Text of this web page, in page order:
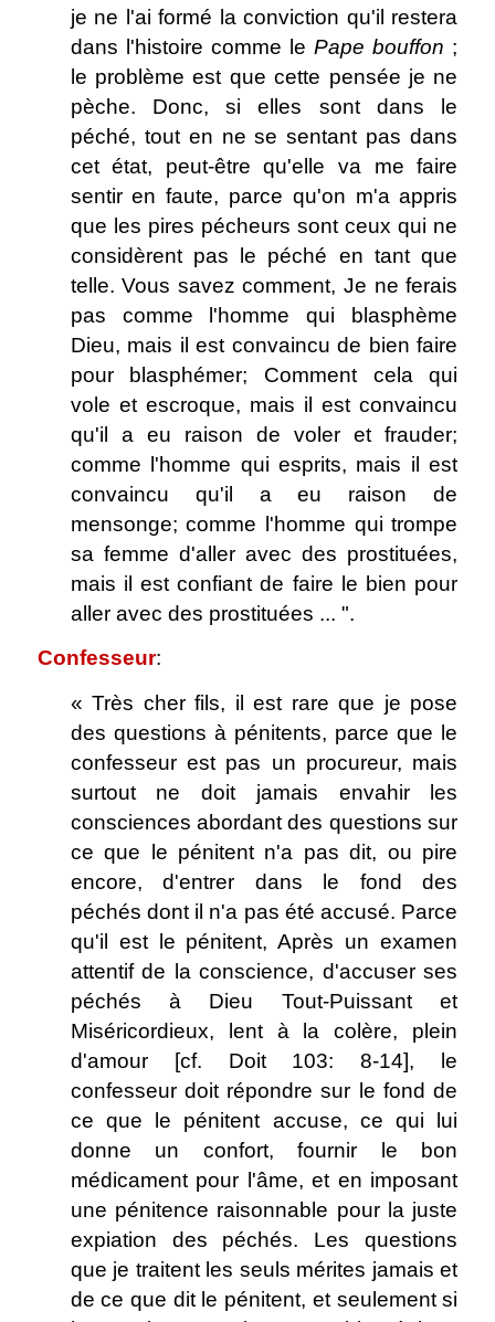
je ne l'ai formé la conviction qu'il restera
dans l'histoire comme lePape bouffon ;
le problème est que cette pensée je ne
pèche. Donc, si elles sont dans le
péché, tout en ne se sentant pas dans
cet état, peut-être qu'elle va me faire
sentir en faute, parce qu'on m'a appris
que les pires pécheurs sont ceux qui ne
considèrent pas le péché en tant que
telle. Vous savez comment, Je ne ferais
pas comme l'homme qui blasphème
Dieu, mais il est convaincu de bien faire
pour blasphémer; Comment cela qui
vole et escroque, mais il est convaincu
qu'il a eu raison de voler et frauder;
comme l'homme qui esprits, mais il est
convaincu qu'il a eu raison de
mensonge; comme l'homme qui trompe
sa femme d'aller avec des prostituées,
mais il est confiant de faire le bien pour
aller avec des prostituées ... ".
Confesseur:
« Très cher fils, il est rare que je pose
des questions à pénitents, parce que le
confesseur est pas un procureur, mais
surtout ne doit jamais envahir les
consciences abordant des questions sur
ce que le pénitent n'a pas dit, ou pire
encore, d'entrer dans le fond des
péchés dont il n'a pas été accusé. Parce
qu'il est le pénitent, Après un examen
attentif de la conscience, d'accuser ses
péchés à Dieu Tout-Puissant et
Miséricordieux, lent à la colère, plein
d'amour [cf. Doit 103: 8-14], le
confesseur doit répondre sur le fond de
ce que le pénitent accuse, ce qui lui
donne un confort, fournir le bon
médicament pour l'âme, et en imposant
une pénitence raisonnable pour la juste
expiation des péchés. Les questions
que je traitent les seuls mérites jamais et
de ce que dit le pénitent, et seulement si